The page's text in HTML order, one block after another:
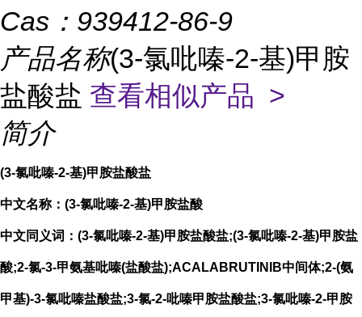
Cas： 939412-86-9
产品名称(3-氯吡嗪-2-基)甲胺
盐酸盐 查看相似产品 >
简介
(3-氯吡嗪-2-基)甲胺盐酸盐
中文名称：(3-氯吡嗪-2-基)甲胺盐酸
中文同义词：(3-氯吡嗪-2-基)甲胺盐酸盐;(3-氯吡嗪-2-基)甲胺盐
酸;2-氯-3-甲氨基吡嗪(盐酸盐);ACALABRUTINIB中间体;2-(氨
甲基)-3-氯吡嗪盐酸盐;3-氯-2-吡嗪甲胺盐酸盐;3-氯吡嗪-2-甲胺